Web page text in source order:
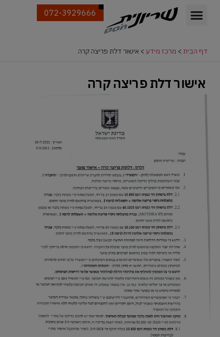
072-3929666
דף הבית > מרכז מידע > אישור דלת פריצה קרה
אישור דלת פריצה קרה